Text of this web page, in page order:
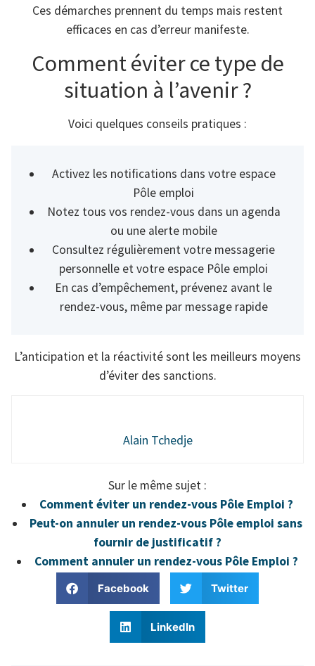
Ces démarches prennent du temps mais restent
efficaces en cas d’erreur manifeste.
Comment éviter ce type de
situation à l’avenir ?
Voici quelques conseils pratiques :
Activez les notifications dans votre espace
Pôle emploi
Notez tous vos rendez-vous dans un agenda
ou une alerte mobile
Consultez régulièrement votre messagerie
personnelle et votre espace Pôle emploi
En cas d’empêchement, prévenez avant le
rendez-vous, même par message rapide
L’anticipation et la réactivité sont les meilleurs moyens
d’éviter des sanctions.
Alain Tchedje
Sur le même sujet :
Comment éviter un rendez-vous Pôle Emploi ?
Peut-on annuler un rendez-vous Pôle emploi sans
fournir de justificatif ?
Comment annuler un rendez-vous Pôle Emploi ?
Facebook Twitter
LinkedIn